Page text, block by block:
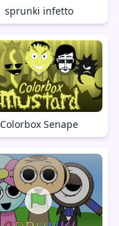
sprunki infetto
Colorbox Senape